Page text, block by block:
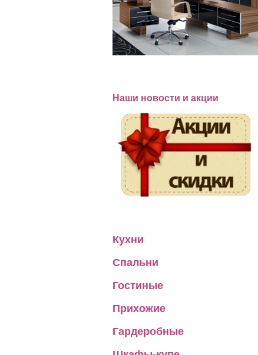
Наши новости и акции
Кухни
Спальни
Гостиные
Прихожие
Гардеробные